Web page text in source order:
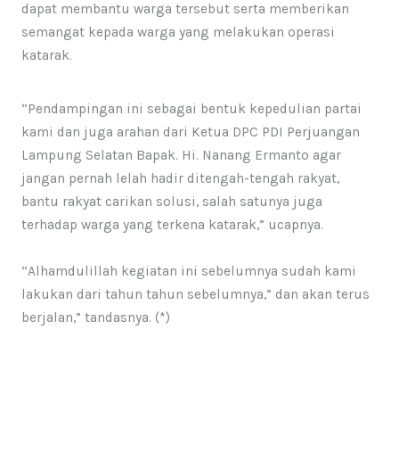
dapat membantu warga tersebut serta memberikan
semangat kepada warga yang melakukan operasi
katarak.
“Pendampingan ini sebagai bentuk kepedulian partai
kami dan juga arahan dari Ketua DPC PDI Perjuangan
Lampung Selatan Bapak. Hi. Nanang Ermanto agar
jangan pernah lelah hadir ditengah-tengah rakyat,
bantu rakyat carikan solusi, salah satunya juga
terhadap warga yang terkena katarak,” ucapnya.
“Alhamdulillah kegiatan ini sebelumnya sudah kami
lakukan dari tahun tahun sebelumnya,” dan akan terus
berjalan,” tandasnya. (*)